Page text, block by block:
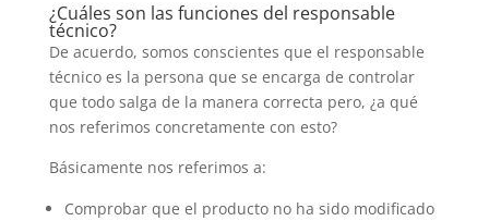
¿Cuáles son las funciones del responsable
técnico?
De acuerdo, somos conscientes que el responsable
técnico es la persona que se encarga de controlar
que todo salga de la manera correcta pero, ¿a qué
nos referimos concretamente con esto?
Básicamente nos referimos a:
Comprobar que el producto no ha sido modificado